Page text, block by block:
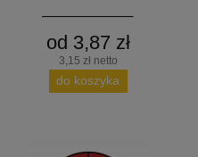
od 3,87 zł
3,15 zł netto
do koszyka